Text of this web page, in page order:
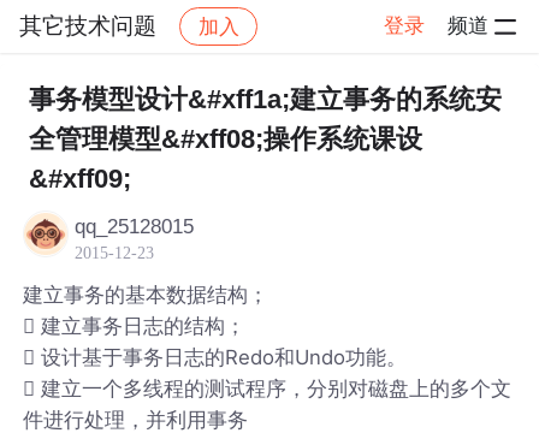
其它技术问题 加入 登录 频道
社区 其它技术问题 帖子详情
事务模型设计&#xff1a;建立事务的系统安
全管理模型&#xff08;操作系统课设
&#xff09;
qq_25128015
2015-12-23
建立事务的基本数据结构；
 建立事务日志的结构；
 设计基于事务日志的Redo和Undo功能。
 建立一个多线程的测试程序，分别对磁盘上的多个文
件进行处理，并利用事务